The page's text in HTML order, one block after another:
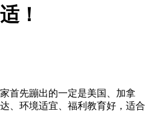
！
首先蹦出的一定是美国、加拿
、环境适宜、福利教育好，适合